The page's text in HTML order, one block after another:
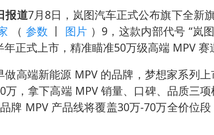
上半年国内居民出游人次34.63亿
微信新功能：你可以“撤回”你的撤回
台州《告全体市民书》：非必要不外出
多所幼师院校开设养老专业
泰国校园枪击事件已致8死30余伤
报道7月8日，岚图汽车正式公布旗下全新
（ 参数 丨 图片 ）9，这款内部代号 “岚
正式上市，精准瞄准50万级高端 MPV 赛
做高端新能源 MPV 的品牌，梦想家系列
万，拿下高端 MPV 销量、口碑、品质三
牌 MPV 产品线将覆盖30万-70万全价位